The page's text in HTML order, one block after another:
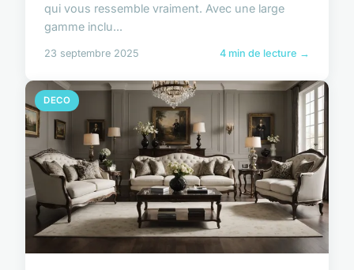
qui vous ressemble vraiment. Avec une large
gamme inclu...
23 septembre 2025 4 min de lecture →
DECO